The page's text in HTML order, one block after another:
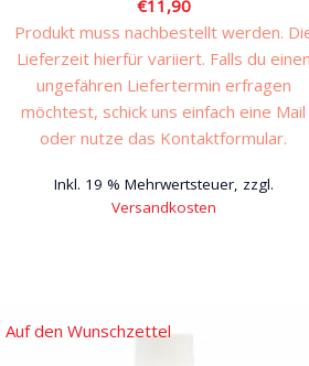
€11,90
Produkt muss nachbestellt werden.
Lieferzeit hierfür variiert. Falls du einen
ungefähren Liefertermin erfragen
möchtest, schick uns einfach eine Mail
oder nutze das Kontaktformular.
Inkl. 19 % Mehrwertsteuer, zzgl.
Versandkosten
Auf den Wunschzettel